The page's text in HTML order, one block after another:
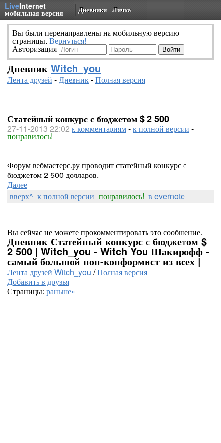
LiveInternet
мобильная версия Дневники Личка
Вы были перенаправлены на мобильную версию
страницы. Вернуться!
Авторизация
Дневник Witch_you
Лента друзей -Дневник-Полная версия
Статейный конкурс с бюджетом $ 2 500
27-11-2013 22:02 к комментариям-к полной версии -
понравилось!
Форум вебмастерс.ру проводит статейный конкурс с
бюджетом 2 500 долларов.
Далее
вверх^ к полной версии понравилось! в evernote
Вы сейчас не можете прокомментировать это сообщение.
Дневник Статейный конкурс с бюджетом $
2 500 | Witch_you - Witch You Шакирофф -
самый большой нон-конформист из всех |
Лента друзей Witch_you /Полная версия
Добавить в друзья
Страницы: раньше»